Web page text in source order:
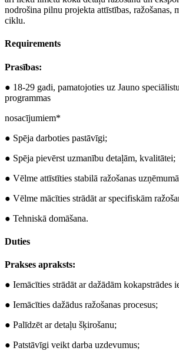
nodrošina pilnu projekta attīstības, ražošanas,
ciklu.
Requirements
Prasības:
● 18-29 gadi, pamatojoties uz Jauno
programmas
nosacījumiem*
● Spēja darboties pastāvīgi;
● Spēja pievērst uzmanību detaļām, kvalitātei;
● Vēlme attīstīties stabilā ražošanas
● Vēlme mācīties strādāt ar specifiskām
● Tehniskā domāšana.
Duties
Prakses apraksts:
● Iemācīties strādāt ar dažādām kokapstrādes
● Iemācīties dažādus ražošanas procesus;
● Palīdzēt ar detaļu šķirošanu;
● Patstāvīgi veikt darba uzdevumus;